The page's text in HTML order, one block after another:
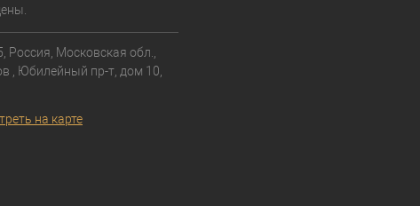
Россия, Московская обл.,
, Юбилейный пр-т, дом 10,
на карте